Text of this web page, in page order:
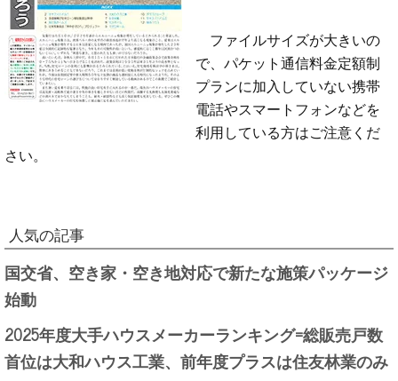
ファイルサイズが大きいの
で、パケット通信料金定額制
プランに加入していない携帯
電話やスマートフォンなどを
利用している方はご注意くだ
さい。
人気の記事
国交省、空き家・空き地対応で新たな施策パッケージ
始動
2025年度大手ハウスメーカーランキング=総販売戸数
首位は大和ハウス工業、前年度プラスは住友林業のみ